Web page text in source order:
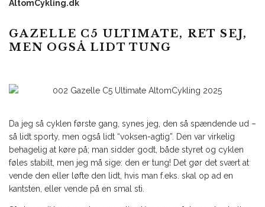
AltomCykling.dk
GAZELLE C5 ULTIMATE, RET SEJ,
MEN OGSÅ LIDT TUNG
Da jeg så cyklen første gang, synes jeg, den så spændende ud –
så lidt sporty, men også lidt “voksen-agtig”. Den var virkelig
behagelig at køre på; man sidder godt, både styret og cyklen
føles stabilt, men jeg må sige: den er tung! Det gør det svært at
vende den eller løfte den lidt, hvis man f.eks. skal op ad en
kantsten, eller vende på en smal sti.